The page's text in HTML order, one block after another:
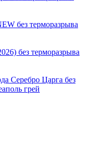
без терморазрыва
без терморазрыва
Серебро Царга без
грей